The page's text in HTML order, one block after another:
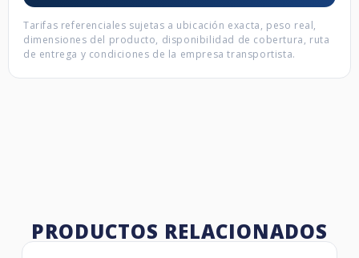
Tarifas referenciales sujetas a ubicación exacta, peso real,
dimensiones del producto, disponibilidad de cobertura, ruta
de entrega y condiciones de la empresa transportista.
PRODUCTOS RELACIONADOS